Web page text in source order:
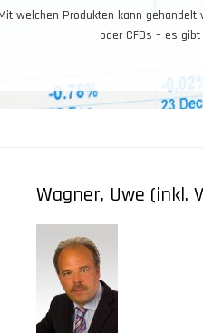
Produkten kann gehandelt
oder CFDs – es gibt
Wagner, Uwe (inkl.